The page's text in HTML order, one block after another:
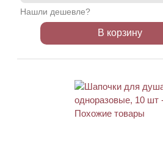
Нашли дешевле?
В корзину